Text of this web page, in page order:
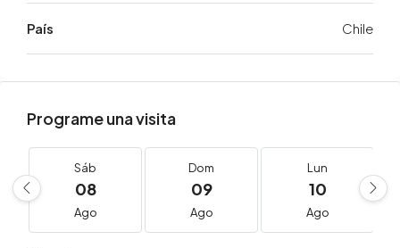
País Chile
Programe una visita
Sáb
08
Ago
Dom
09
Ago
Lun
10
Ago